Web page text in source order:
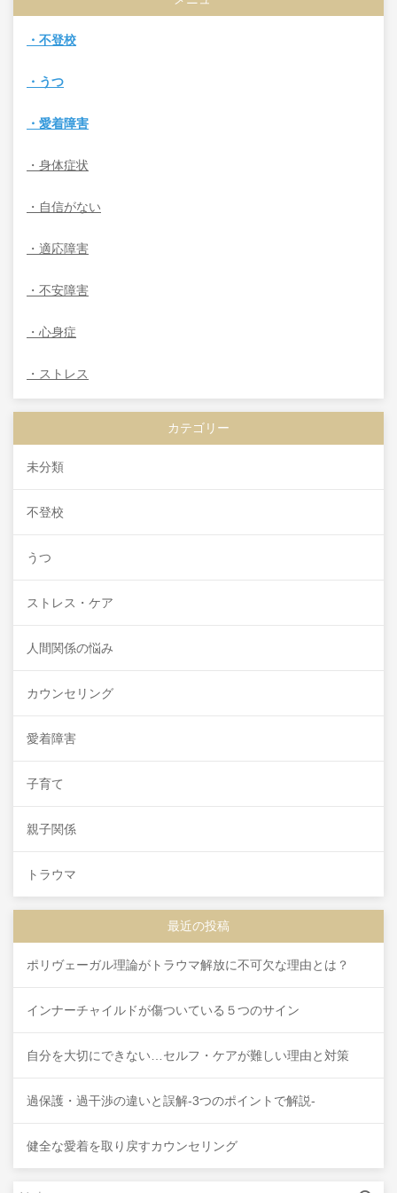
・不登校
・うつ
・愛着障害
・身体症状
・自信がない
・適応障害
・不安障害
・心身症
・ストレス
カテゴリー
未分類
不登校
うつ
ストレス・ケア
人間関係の悩み
カウンセリング
愛着障害
子育て
親子関係
トラウマ
最近の投稿
ポリヴェーガル理論がトラウマ解放に不可欠な理由とは？
インナーチャイルドが傷ついている５つのサイン
自分を大切にできない…セルフ・ケアが難しい理由と対策
過保護・過干渉の違いと誤解-3つのポイントで解説-
健全な愛着を取り戻すカウンセリング